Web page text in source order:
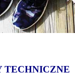
TECHNICZNE